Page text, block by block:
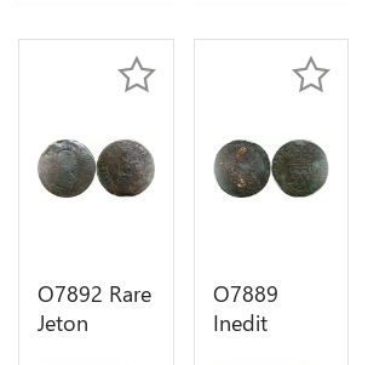
UNC >Offer
Aant
O7892 Rare
Jeton
O7889
Inedit